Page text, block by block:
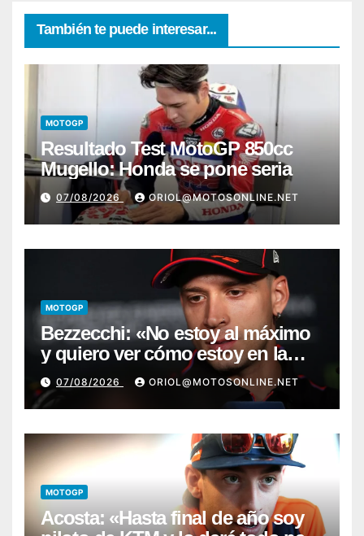
También te puede interesar...
MOTOGP
Resultado Test MotoGP 850cc
Mugello: Honda se pone seria
07/08/2026 ORIOL@MOTOSONLINE.NET
MOTOGP
Bezzecchi: «No estoy al máximo
y quiero ver cómo estoy en la
moto; desde Aragón será una
guerra»
07/08/2026 ORIOL@MOTOSONLINE.NET
MOTOGP
Acosta: «Hasta final de año soy